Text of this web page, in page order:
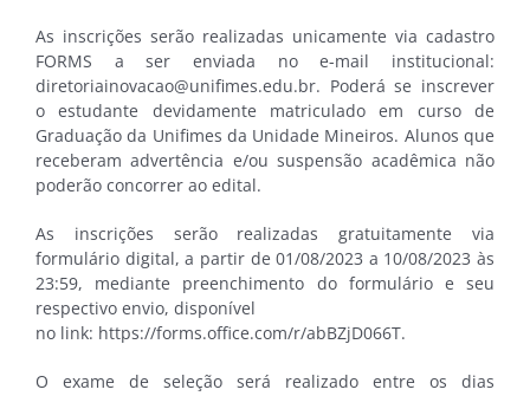
As inscrições serão realizadas unicamente via cadastro
FORMS a ser enviada no e-mail institucional:
diretoriainovacao@unifimes.edu.br. Poderá se inscrever
o estudante devidamente matriculado em curso de
Graduação da Unifimes da Unidade Mineiros. Alunos que
receberam advertência e/ou suspensão acadêmica não
poderão concorrer ao edital.
As inscrições serão realizadas gratuitamente via
formulário digital, a partir de 01/08/2023 a 10/08/2023 às
23:59, mediante preenchimento do formulário e seu
respectivo envio, disponível
no link: https://forms.office.com/r/abBZjD066T.
O exame de seleção será realizado entre os dias